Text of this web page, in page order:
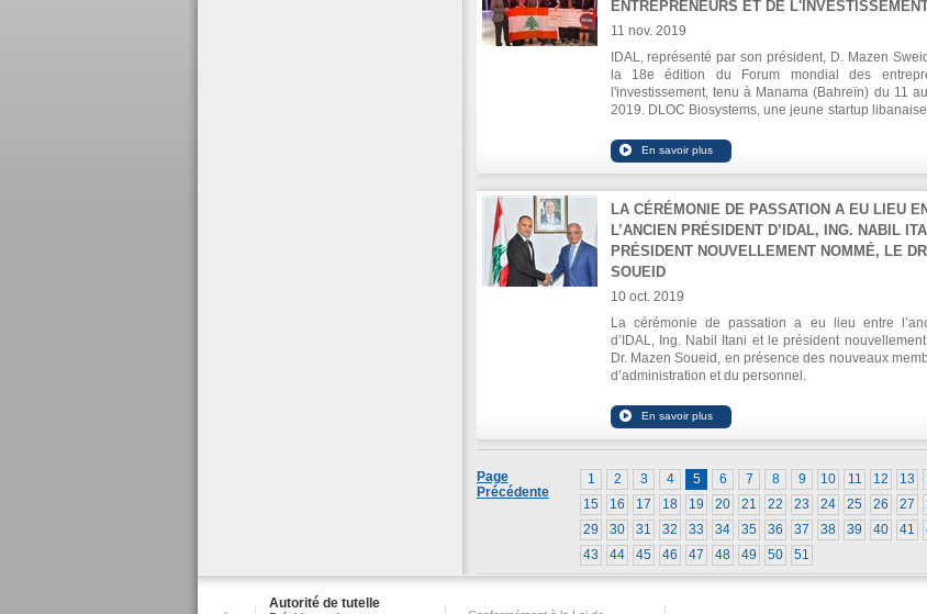
ENTREPRENEURS ET DE
11 nov. 2019
IDAL, représenté par son président, D. Mazen
la 18e édition du Forum mondial des
l'investissement, tenu à Manama (Bahreïn) du 11
2019. DLOC Biosystems, une jeune startup
marge du forum. DLOC est une plateforme
domaines médical et pharmaceutique pour
LA CÉRÉMONIE DE PASSATION A EU LIEU
L’ANCIEN PRÉSIDENT D’IDAL, ING. NABIL
PRÉSIDENT NOUVELLEMENT NOMMÉ, LE
SOUEID
10 oct. 2019
La cérémonie de passation a eu lieu entre
d’IDAL, Ing. Nabil Itani et le président
Dr. Mazen Soueid, en présence des nouveaux
d’administration et du personnel.
dernières années pour maintenir l'agence dans les
les plus difficiles. Il a également insisté sur
promouvoir afin de la transformer en une success
1 2 3 4 5 6 7 8 9 10 11 12 13
15
16 17 18 19 20 21 22 23 24 25 26 27
29
30 31 32 33 34 35 36 37 38 39 40 41
43
44 45 46 47 48 49 50 51
Page
Précédente
Autorité de tutelle